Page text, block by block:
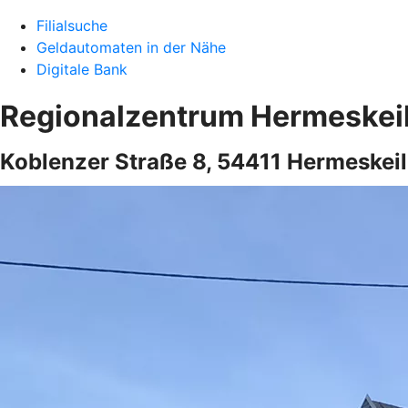
Filialsuche
Geldautomaten in der Nähe
Digitale Bank
Regionalzentrum
Koblenzer Straße 8, 54411 Hermeskeil